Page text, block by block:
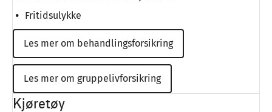
Fritidsulykke
Les mer om behandlingsforsikring
Les mer om gruppelivforsikring
Kjøretøy